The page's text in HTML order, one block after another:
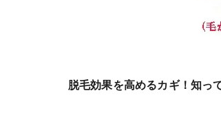
脱毛効果を高めるカギ！知っ